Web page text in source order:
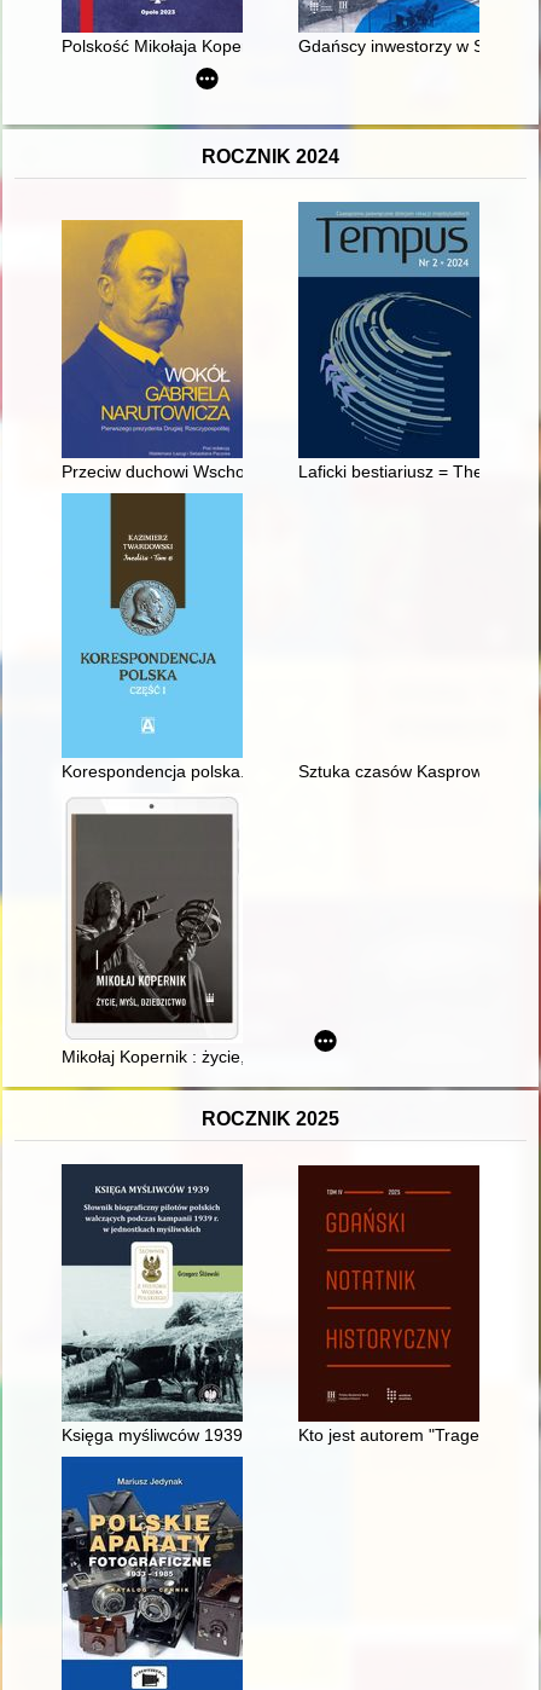
Polskość Mikołaja Kopernika z rodu Ślązaka
Gdańscy inwestorzy w
ROCZNIK 2024
Przeciw duchowi Wschodu : nieudane starania Józefa
Laficki bestiariusz = The
Korespondencja polska. Cz. 1 Sztuka czasów Kasprowicza i
Mikołaj Kopernik : życie, myśl, dziedzictwo
ROCZNIK 2025
Księga myśliwców 1939 : słownik biograficzny pilotów
Kto jest autorem "Tragedii o